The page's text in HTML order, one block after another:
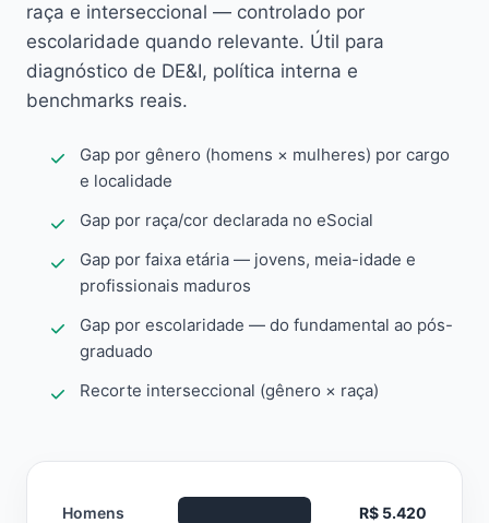
raça e interseccional — controlado por
escolaridade quando relevante. Útil para
diagnóstico de DE&I, política interna e
benchmarks reais.
Gap por gênero (homens × mulheres) por cargo
e localidade
Gap por raça/cor declarada no eSocial
Gap por faixa etária — jovens, meia-idade e
profissionais maduros
Gap por escolaridade — do fundamental ao pós-
graduado
Recorte interseccional (gênero × raça)
Homens R$ 5.420